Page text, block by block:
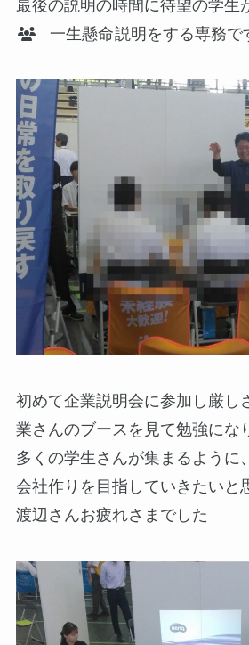
最後の説明の時間に待望の学生
一生懸命説明をする専務で
初めて企業説明会に参加し厳し
業さんのブースを見て勉強にな
多くの学生さんが集まるように
会社作りを目指していきたいと
渡辺さんお疲れさまでした